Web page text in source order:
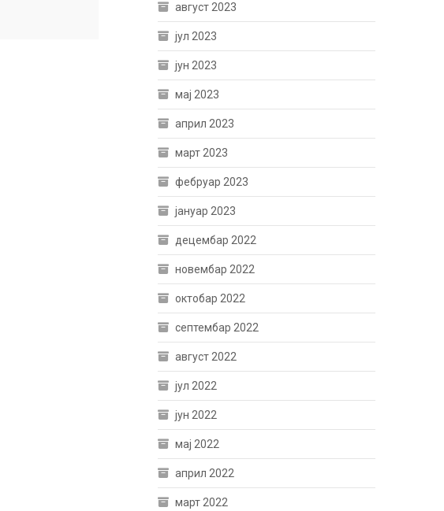
август 2023
јул 2023
јун 2023
мај 2023
април 2023
март 2023
фебруар 2023
јануар 2023
децембар 2022
новембар 2022
октобар 2022
септембар 2022
август 2022
јул 2022
јун 2022
мај 2022
април 2022
март 2022